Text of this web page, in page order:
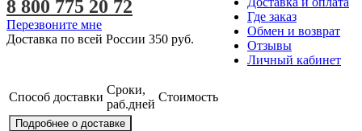
Где заказ
Обмен и возврат
Отзывы
Личный кабинет
8 800 775 20 72
Перезвоните мне
Доставка по всей России 350 руб.
Способ доставки
Сроки,
раб.дней
Стоимость
Подробнее о доставке